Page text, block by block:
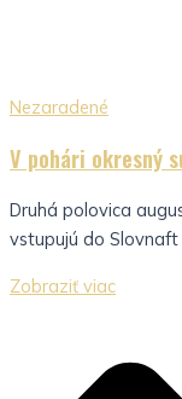
Nezaradené
V pohári okresný
Druhá polovica
vstupujú do Slovnaft
Zobraziť viac